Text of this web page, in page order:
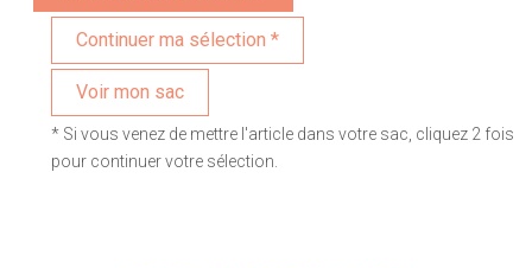
Voir mon sac
* Si vous venez de mettre l'article dans votre sac, cliquez 2 fois
pour continuer votre sélection.